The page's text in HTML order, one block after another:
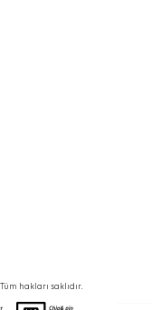
hakları saklıdır.